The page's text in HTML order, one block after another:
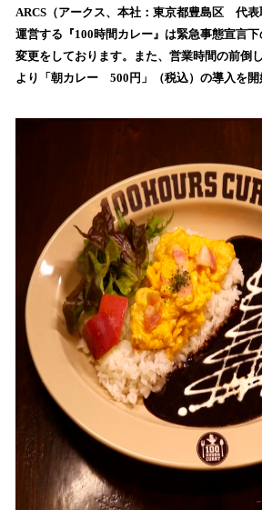
数
を
読
込
ARCS（アークス、本社：東京都豊島区 代
運営する『100時間カレー』は緊急事態宣言
変更をしております。また、営業時間の前倒
より「朝カレー 500円」（税込）の導入を開